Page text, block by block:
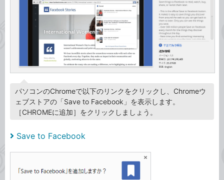
パソコンのChromeで以下のリンクをクリックし、Chromeウ
ェブストアの「Save to Facebook」を表示します。
［CHROMEに追加］をクリックしましょう。
Save to Facebook